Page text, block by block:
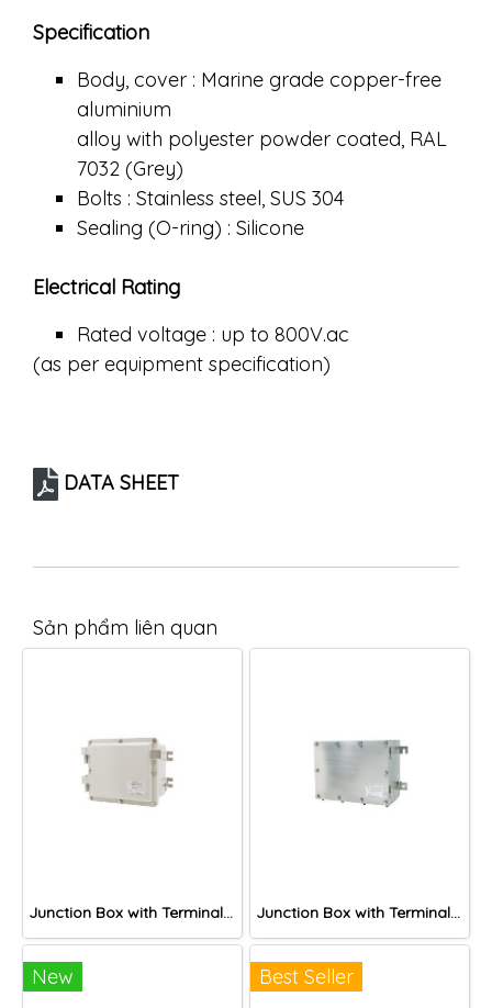
Specification
Body, cover : Marine grade copper-free
aluminium
alloy with polyester powder coated, RAL
7032 (Grey)
Bolts : Stainless steel, SUS 304
Sealing (O-ring) : Silicone
Electrical Rating
Rated voltage : up to 800V.ac
(as per equipment specification)
DATA SHEET
Sản phẩm liên quan
Junction Box with Terminals, JBE1 Series Junction Box with Terminals (Stainless Steel), JBE2 Series
New Best Seller